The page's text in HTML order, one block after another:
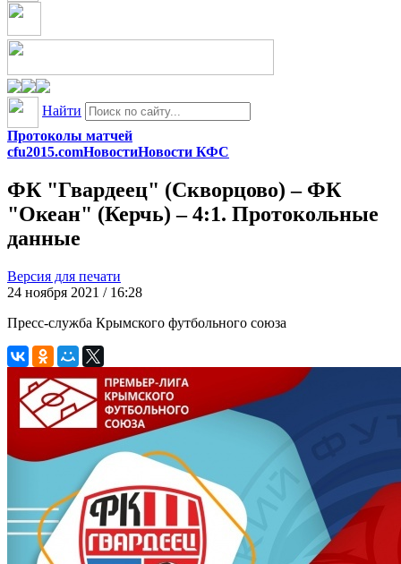
Найти
Протоколы матчей
cfu2015.comНовостиНовости КФС
ФК "Гвардеец" (Скворцово) – ФК
"Океан" (Керчь) – 4:1. Протокольные
данные
Версия для печати
24 ноября 2021 / 16:28
Пресс-служба Крымского футбольного союза